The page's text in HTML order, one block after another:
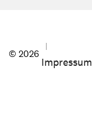
© 2026
Impressum